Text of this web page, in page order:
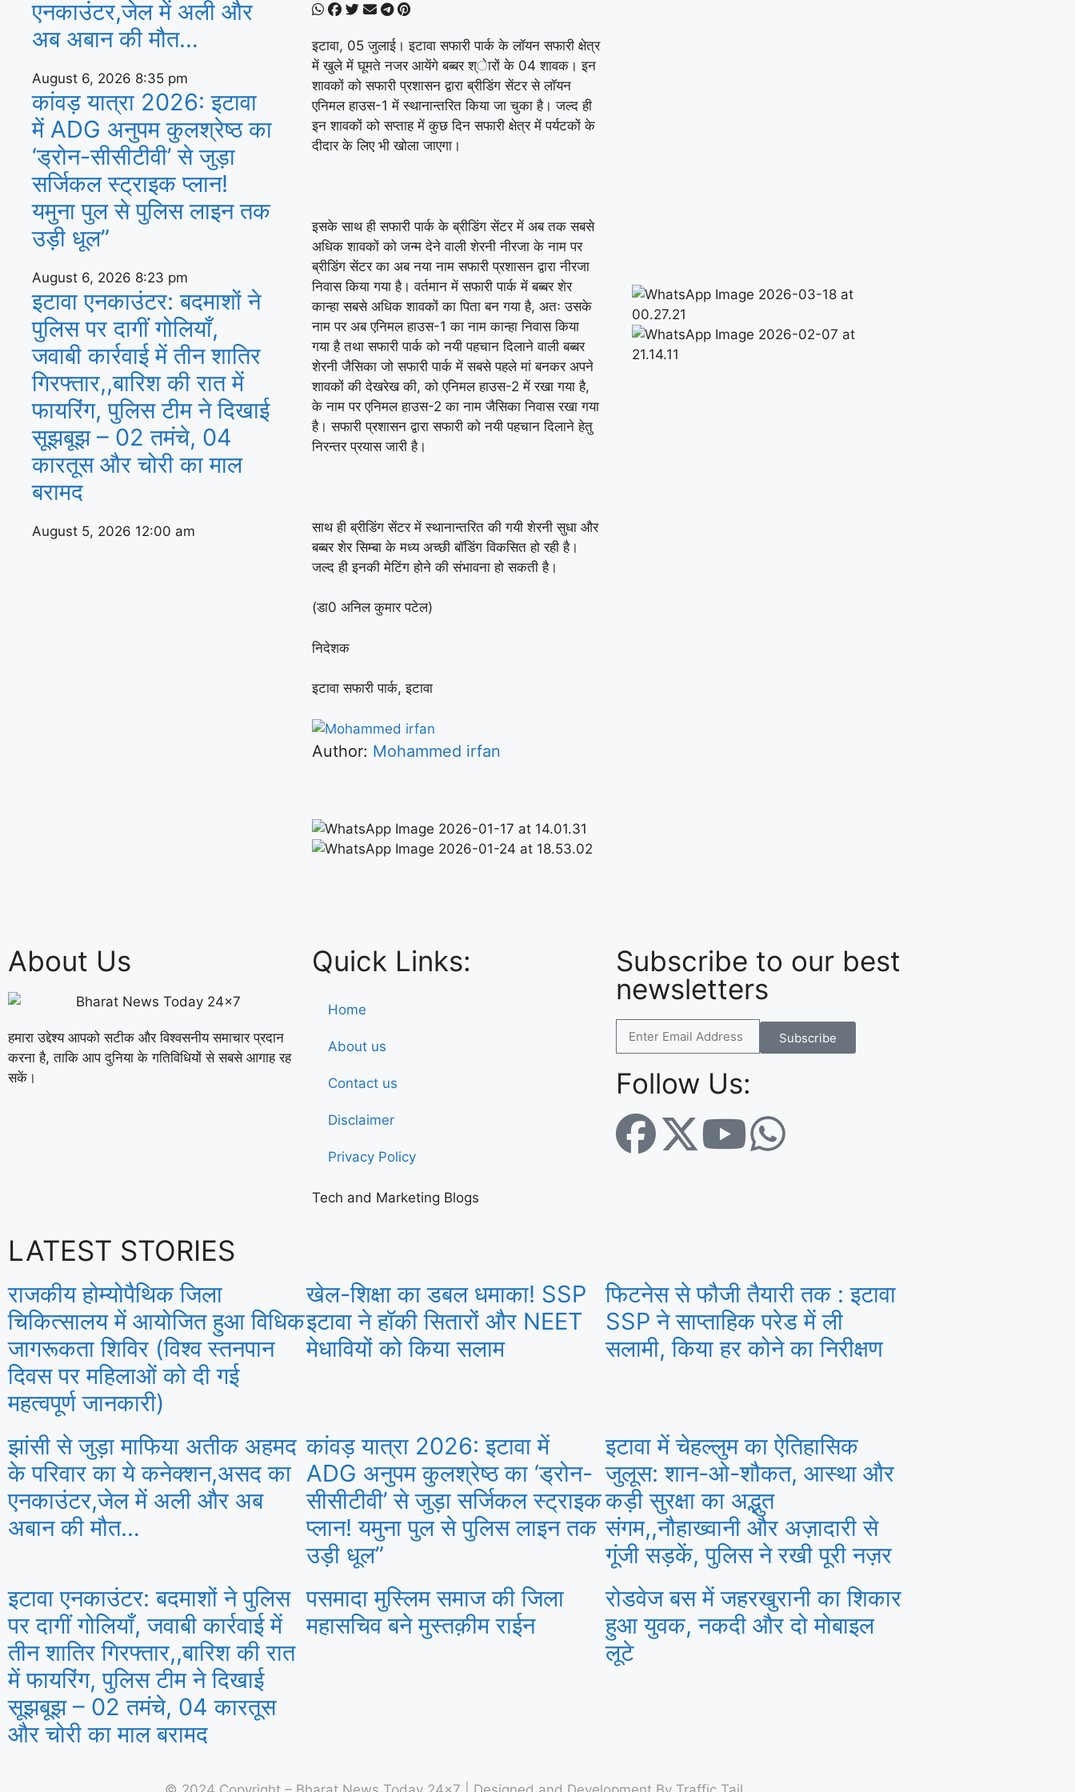
एनकाउंटर,जेल में अली और
अब अबान की मौत…
August 6, 2026 8:35 pm
कांवड़ यात्रा 2026: इटावा
में ADG अनुपम कुलश्रेष्ठ का
‘ड्रोन-सीसीटीवी’ से जुड़ा
सर्जिकल स्ट्राइक प्लान!
यमुना पुल से पुलिस लाइन तक
उड़ी धूल”
August 6, 2026 8:23 pm
इटावा एनकाउंटर: बदमाशों ने
पुलिस पर दागीं गोलियाँ,
जवाबी कार्रवाई में तीन शातिर
गिरफ्तार,,बारिश की रात में
फायरिंग, पुलिस टीम ने दिखाई
सूझबूझ – 02 तमंचे, 04
कारतूस और चोरी का माल
बरामद
August 5, 2026 12:00 am
इटावा, 05 जुलाई। इटावा सफारी पार्क के लॉयन सफारी क्षेत्र
में खुले में घूमते नजर आयेंगे बब्बर श्ेारों के 04 शावक। इन
शावकों को सफारी प्रशासन द्वारा ब्रीडिंग सेंटर से लॉयन
एनिमल हाउस-1 में स्थानान्तरित किया जा चुका है। जल्द ही
इन शावकों को सप्ताह में कुछ दिन सफारी क्षेत्र में पर्यटकों के
दीदार के लिए भी खोला जाएगा।
इसके साथ ही सफारी पार्क के ब्रीडिंग सेंटर में अब तक सबसे
अधिक शावकों को जन्म देने वाली शेरनी नीरजा के नाम पर
ब्रीडिंग सेंटर का अब नया नाम सफारी प्रशासन द्वारा नीरजा
निवास किया गया है। वर्तमान में सफारी पार्क में बब्बर शेर
कान्हा सबसे अधिक शावकों का पिता बन गया है, अतः उसके
नाम पर अब एनिमल हाउस-1 का नाम कान्हा निवास किया
गया है तथा सफारी पार्क को नयी पहचान दिलाने वाली बब्बर
शेरनी जैसिका जो सफारी पार्क में सबसे पहले मां बनकर अपने
शावकों की देखरेख की, को एनिमल हाउस-2 में रखा गया है,
के नाम पर एनिमल हाउस-2 का नाम जैसिका निवास रखा गया
है। सफारी प्रशासन द्वारा सफारी को नयी पहचान दिलाने हेतु
निरन्तर प्रयास जारी है।
साथ ही ब्रीडिंग सेंटर में स्थानान्तरित की गयी शेरनी सुधा और
बब्बर शेर सिम्बा के मध्य अच्छी बॉडिंग विकसित हो रही है।
जल्द ही इनकी मेटिंग होने की संभावना हो सकती है।
(डा0 अनिल कुमार पटेल)
निदेशक
इटावा सफारी पार्क, इटावा
Author: Mohammed irfan
About Us
हमारा उद्देश्य आपको सटीक और विश्वसनीय समाचार प्रदान
करना है, ताकि आप दुनिया के गतिविधियों से सबसे आगाह रह
सकें।
Quick Links:
Home
About us
Contact us
Disclaimer
Privacy Policy
Tech and Marketing Blogs
Subscribe to our best
newsletters
Subscribe
Follow Us:
LATEST STORIES
राजकीय होम्योपैथिक जिला
चिकित्सालय में आयोजित हुआ विधिक
जागरूकता शिविर (विश्व स्तनपान
दिवस पर महिलाओं को दी गई
महत्वपूर्ण जानकारी)
खेल-शिक्षा का डबल धमाका! SSP
इटावा ने हॉकी सितारों और NEET
मेधावियों को किया सलाम
फिटनेस से फौजी तैयारी तक : इटावा
SSP ने साप्ताहिक परेड में ली
सलामी, किया हर कोने का निरीक्षण
झांसी से जुड़ा माफिया अतीक अहमद
के परिवार का ये कनेक्शन,असद का
एनकाउंटर,जेल में अली और अब
अबान की मौत…
कांवड़ यात्रा 2026: इटावा में
ADG अनुपम कुलश्रेष्ठ का ‘ड्रोन-
सीसीटीवी’ से जुड़ा सर्जिकल स्ट्राइक
प्लान! यमुना पुल से पुलिस लाइन तक
उड़ी धूल”
इटावा में चेहल्लुम का ऐतिहासिक
जुलूस: शान-ओ-शौकत, आस्था और
कड़ी सुरक्षा का अद्भुत
संगम,,नौहाख्वानी और अज़ादारी से
गूंजी सड़कें, पुलिस ने रखी पूरी नज़र
इटावा एनकाउंटर: बदमाशों ने पुलिस
पर दागीं गोलियाँ, जवाबी कार्रवाई में
तीन शातिर गिरफ्तार,,बारिश की रात
में फायरिंग, पुलिस टीम ने दिखाई
सूझबूझ – 02 तमंचे, 04 कारतूस
और चोरी का माल बरामद
पसमादा मुस्लिम समाज की जिला
महासचिव बने मुस्तक़ीम राईन
रोडवेज बस में जहरखुरानी का शिकार
हुआ युवक, नकदी और दो मोबाइल
लूटे